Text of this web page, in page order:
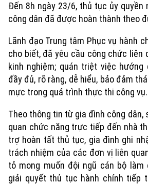
Đến 8h ngày 23/6, thủ tục ủy quyền
công dân đã được hoàn thành theo
Lãnh đạo Trung tâm Phục vụ hành
cho biết, đã yêu cầu công chức liên
kinh nghiệm; quán triệt việc hướng
đầy đủ, rõ ràng, dễ hiểu, bảo đảm
mực trong quá trình thực thi công vụ.
Theo thông tin từ gia đình công
quan chức năng trực tiếp đến nhà
trợ hoàn tất thủ tục, gia đình ghi
trách nhiệm của các đơn vị liên
tỏ mong muốn đội ngũ cán bộ làm
giải quyết thủ tục hành chính tiếp